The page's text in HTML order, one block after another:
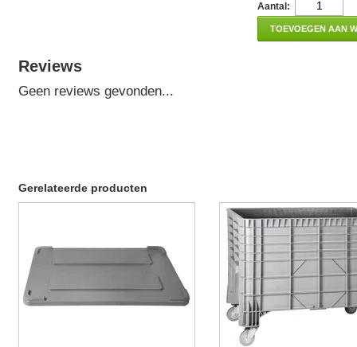
Aantal:
TOEVOEGEN AAN
Reviews
Geen reviews gevonden...
Gerelateerde producten